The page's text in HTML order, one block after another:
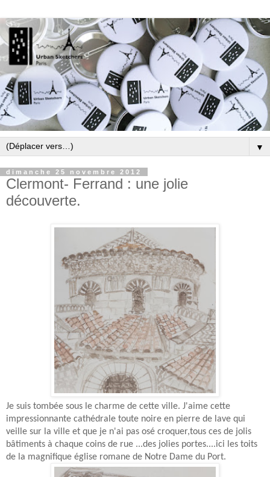
▼
dimanche 25 novembre 2012
Clermont- Ferrand : une jolie
découverte.
Je suis tombée sous le charme de cette ville. J'aime cette
impressionnante cathédrale toute noire en pierre de lave qui
veille sur la ville et que je n'ai pas osé croquer,tous ces de jolis
bâtiments à chaque coins de rue ...des jolies portes....ici les toits
de la magnifique église romane de Notre Dame du Port.